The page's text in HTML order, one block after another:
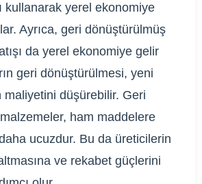
kullanarak yerel ekonomiye
Ayrıca, geri dönüştürülmüş
da yerel ekonomiye gelir
geri dönüştürülmesi, yeni
maliyetini düşürebilir. Geri
ham maddelere
ucuzdur. Bu da üreticilerin
ve rekabet güçlerini